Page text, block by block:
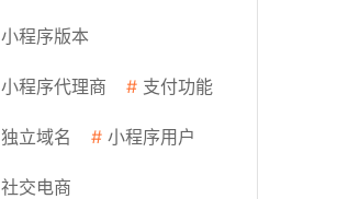
小程序版本
小程序代理商 # 支付功能
独立域名 # 小程序用户
社交电商